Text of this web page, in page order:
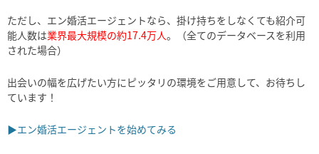
ただし、エン婚活エージェントなら、掛け持ちをしなくても紹介可
能人数は業界最大規模の約17.4万人。（全てのデータベースを利用
された場合）
出会いの幅を広げたい方にピッタリの環境をご用意して、お待ちし
ています！
▶エン婚活エージェントを始めてみる